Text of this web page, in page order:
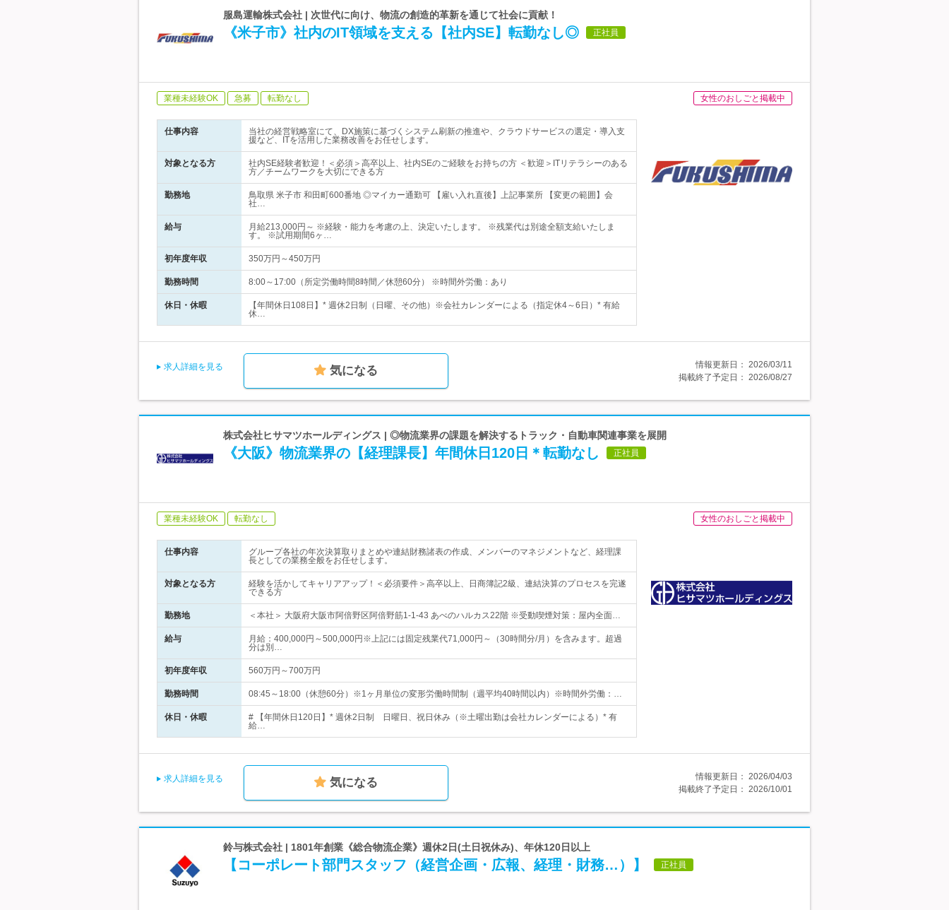
服島運輸株式会社 | 次世代に向け、物流の創造的革新を通じて社会に貢献！
《米子市》社内のIT領域を支える【社内SE】転勤なし◎ 正社員
業種未経験OK 急募 転勤なし 女性のおしごと掲載中
仕事内容
当社の経営戦略室にて、DX施策に基づくシステム刷新の推進や、クラウドサービスの選定・導入支
援など、ITを活用した業務改善をお任せします。
対象となる方
社内SE経験者歓迎！＜必須＞高卒以上、社内SEのご経験をお持ちの方 ＜歓迎＞ITリテラシーのある
方／チームワークを大切にできる方
勤務地
鳥取県 米子市 和田町600番地 ◎マイカー通勤可 【雇い入れ直後】上記事業所 【変更の範囲】会
社…
給与
月給213,000円～ ※経験・能力を考慮の上、決定いたします。 ※残業代は別途全額支給いたしま
す。 ※試用期間6ヶ…
初年度年収 350万円～450万円
勤務時間 8:00～17:00（所定労働時間8時間／休憩60分） ※時間外労働：あり
休日・休暇
【年間休日108日】* 週休2日制（日曜、その他）※会社カレンダーによる（指定休4～6日）* 有給
休…
求人詳細を見る 気になる 情報更新日： 2026/03/11
掲載終了予定日： 2026/08/27
株式会社ヒサマツホールディングス | ◎物流業界の課題を解決するトラック・自動車関連事業を展開
《大阪》物流業界の【経理課長】年間休日120日＊転勤なし 正社員
業種未経験OK 転勤なし 女性のおしごと掲載中
仕事内容
グループ各社の年次決算取りまとめや連結財務諸表の作成、メンバーのマネジメントなど、経理課
長としての業務全般をお任せします。
対象となる方
経験を活かしてキャリアアップ！＜必須要件＞高卒以上、日商簿記2級、連結決算のプロセスを完遂
できる方
勤務地 ＜本社＞ 大阪府大阪市阿倍野区阿倍野筋1-1-43 あべのハルカス22階 ※受動喫煙対策：屋内全面…
給与
月給：400,000円～500,000円※上記には固定残業代71,000円～（30時間分/月）を含みます。超過
分は別…
初年度年収 560万円～700万円
勤務時間 08:45～18:00（休憩60分）※1ヶ月単位の変形労働時間制（週平均40時間以内）※時間外労働：…
休日・休暇
# 【年間休日120日】* 週休2日制 日曜日、祝日休み（※土曜出勤は会社カレンダーによる）* 有
給…
求人詳細を見る 気になる 情報更新日： 2026/04/03
掲載終了予定日： 2026/10/01
鈴与株式会社 | 1801年創業《総合物流企業》週休2日(土日祝休み)、年休120日以上
【コーポレート部門スタッフ（経営企画・広報、経理・財務…）】 正社員